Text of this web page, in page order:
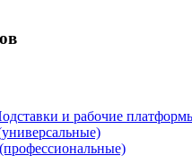
и рабочие